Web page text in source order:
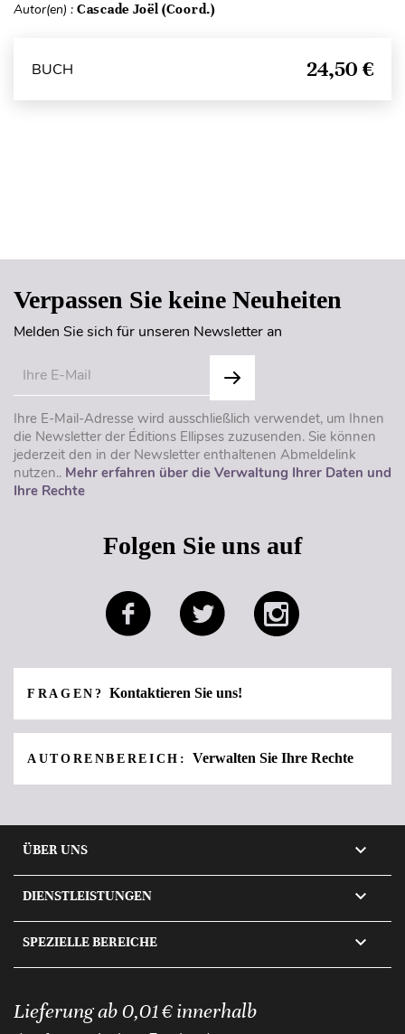
Autor(en) : Cascade Joël (Coord.)
BUCH 24,50 €
Verpassen Sie keine Neuheiten
Melden Sie sich für unseren Newsletter an
Ihre E-Mail-Adresse wird ausschließlich verwendet, um Ihnen
die Newsletter der Éditions Ellipses zuzusenden. Sie können
jederzeit den in der Newsletter enthaltenen Abmeldelink
nutzen.. Mehr erfahren über die Verwaltung Ihrer Daten und
Ihre Rechte
Folgen Sie uns auf
FRAGEN?Kontaktieren Sie uns!
AUTORENBEREICH: Verwalten Sie Ihre Rechte
ÜBER UNS 
DIENSTLEISTUNGEN 
SPEZIELLE BEREICHE 
Lieferung ab 0,01 € innerhalb